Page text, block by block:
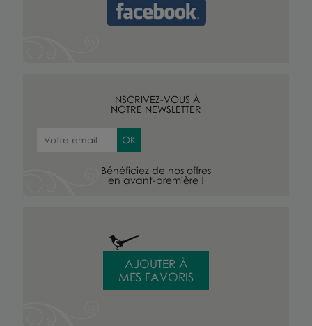
INSCRIVEZ-VOUS À
NOTRE NEWSLETTER
Bénéficiez de nos offres
en avant-première !
AJOUTER À
MES FAVORIS